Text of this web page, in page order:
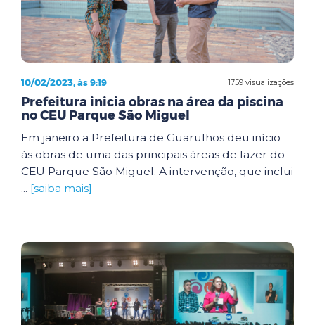
1759 visualizações
10/02/2023, às 9:19
Prefeitura inicia obras na área da piscina
no CEU Parque São Miguel
Em janeiro a Prefeitura de Guarulhos deu início
às obras de uma das principais áreas de lazer do
CEU Parque São Miguel. A intervenção, que inclui
... [saiba mais]